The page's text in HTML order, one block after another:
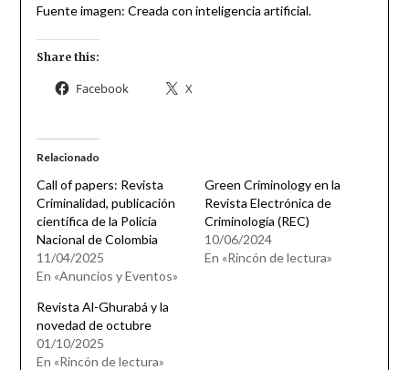
Fuente imagen: Creada con inteligencia artificial.
Share this:
Facebook X
Relacionado
Call of papers: Revista
Criminalidad, publicación
científica de la Policía
Nacional de Colombia
11/04/2025
En «Anuncios y Eventos»
Green Criminology en la
Revista Electrónica de
Criminología (REC)
10/06/2024
En «Rincón de lectura»
Revista Al-Ghurabá y la
novedad de octubre
01/10/2025
En «Rincón de lectura»